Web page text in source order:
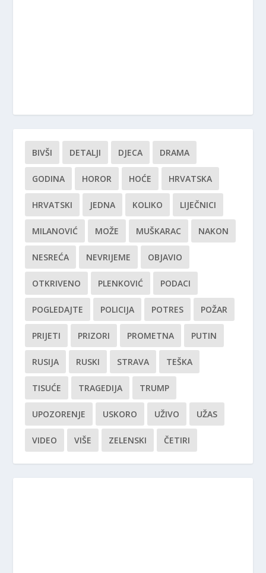
BIVŠI DETALJI DJECA DRAMA
GODINA HOROR HOĆE HRVATSKA
HRVATSKI JEDNA KOLIKO LIJEČNICI
MILANOVIĆ MOŽE MUŠKARAC NAKON
NESREĆA NEVRIJEME OBJAVIO
OTKRIVENO PLENKOVIĆ PODACI
POGLEDAJTE POLICIJA POTRES POŽAR
PRIJETI PRIZORI PROMETNA PUTIN
RUSIJA RUSKI STRAVA TEŠKA
TISUĆE TRAGEDIJA TRUMP
UPOZORENJE USKORO UŽIVO UŽAS
VIDEO VIŠE ZELENSKI ČETIRI